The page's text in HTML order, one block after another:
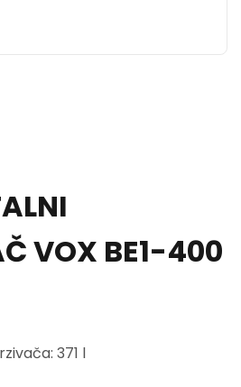
VOX BE1-400
371 l